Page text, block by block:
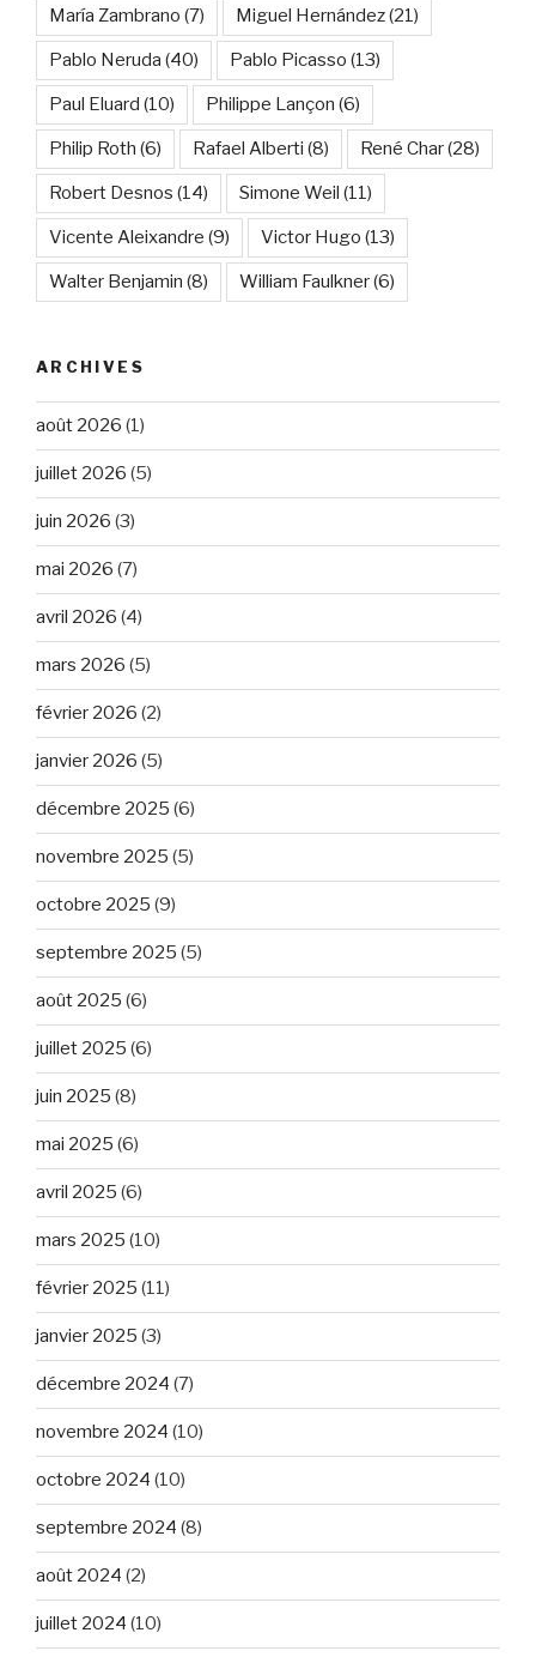
María Zambrano (7) Miguel Hernández(21)
Pablo Neruda (40) Pablo Picasso (13)
Paul Eluard (10) Philippe Lançon (6)
Philip Roth (6) Rafael Alberti (8) René Char(28)
Robert Desnos (14) Simone Weil (11)
Vicente Aleixandre (9) Victor Hugo (13)
Walter Benjamin (8) William Faulkner(6)
ARCHIVES
août 2026 (1)
juillet 2026 (5)
juin 2026 (3)
mai 2026 (7)
avril 2026 (4)
mars 2026 (5)
février 2026 (2)
janvier 2026 (5)
décembre 2025 (6)
novembre 2025 (5)
octobre 2025 (9)
septembre 2025 (5)
août 2025 (6)
juillet 2025 (6)
juin 2025 (8)
mai 2025 (6)
avril 2025 (6)
mars 2025 (10)
février 2025 (11)
janvier 2025 (3)
décembre 2024 (7)
novembre 2024 (10)
octobre 2024 (10)
septembre 2024 (8)
août 2024 (2)
juillet 2024 (10)